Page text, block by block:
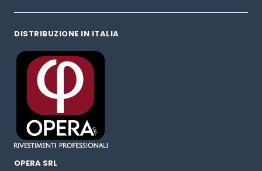
DISTRIBUZIONE IN ITALIA
OPERA SRL